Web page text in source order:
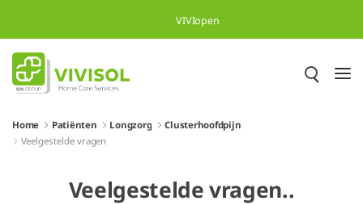
Overslaan en naar hoofdinhoud gaan
VIVIopen
Home Patiënten Longzorg
Clusterhoofdpijn
Veelgestelde vragen
Veelgestelde vragen..